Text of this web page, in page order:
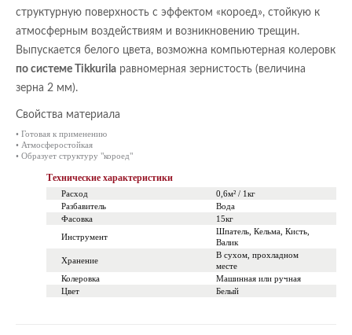
структурную поверхность с эффектом «короед», стойкую к
атмосферным воздействиям и возникновению трещин.
Выпускается белого цвета, возможна компьютерная колеровк
по системе Tikkurila равномерная зернистость (величина
зерна 2 мм).
Свойства материала
• Готовая к применению
• Атмосферостойкая
• Образует структуру "короед"
Технические характеристики
Расход
0,6м² / 1кг
Разбавитель
Вода
Фасовка
15кг
Инструмент
Шпатель, Кельма, Кисть,
Валик
Хранение
В сухом, прохладном
месте
Колеровка
Машинная или ручная
Цвет
Белый